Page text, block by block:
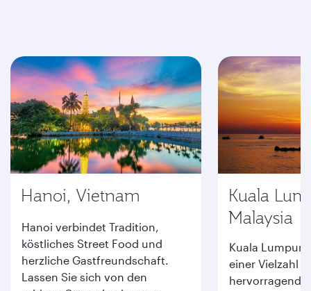
Hanoi, Vietnam
Hanoi verbindet Tradition,
köstliches Street Food und
herzliche Gastfreundschaft.
Lassen Sie sich von den
Kuala
Malaysia
Kuala Lumpur
einer Vielzahl